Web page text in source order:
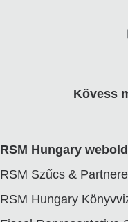
Kövess
RSM Hungary
RSM Szűcs &
RSM Hungary